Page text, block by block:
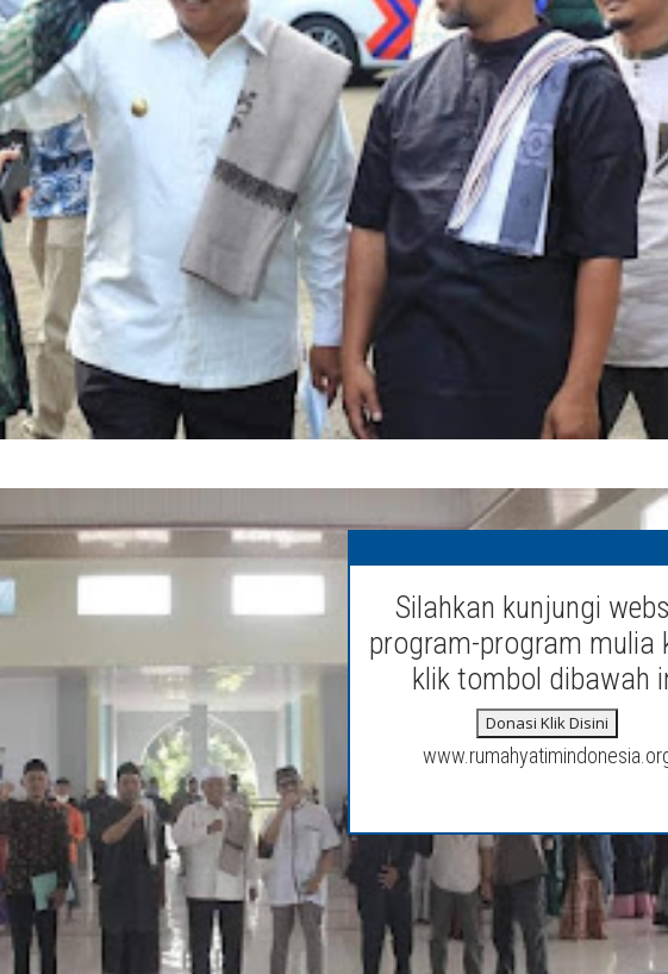
Silahkan kunjungi
program-program mulia
klik tombol dibawah
Donasi Klik Disini